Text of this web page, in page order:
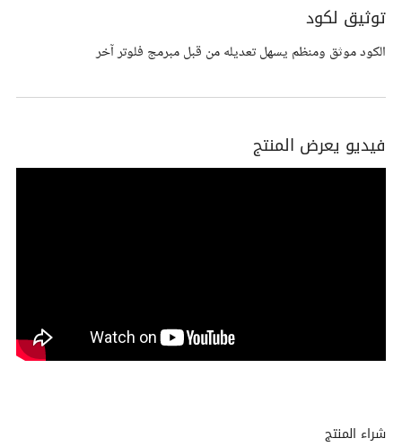
توثيق لكود
الكود موثق ومنظم يسهل تعديله من قبل مبرمج فلوتر آخر
فيديو يعرض المنتج
شراء المنتج